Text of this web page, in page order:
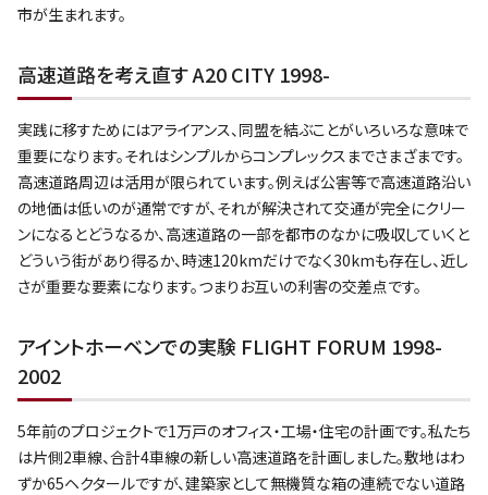
市が生まれます。
高速道路を考え直す A20 CITY 1998-
実践に移すためにはアライアンス、同盟を結ぶことがいろいろな意味で
重要になります。それはシンプルからコンプレックスまでさまざまです。
高速道路周辺は活用が限られています。例えば公害等で高速道路沿い
の地価は低いのが通常ですが、それが解決されて交通が完全にクリー
ンになるとどうなるか、高速道路の一部を都市のなかに吸収していくと
どういう街があり得るか、時速120kmだけでなく30kmも存在し、近し
さが重要な要素になります。つまりお互いの利害の交差点です。
アイントホーベンでの実験 FLIGHT FORUM 1998-
2002
5年前のプロジェクトで1万戸のオフィス・工場・住宅の計画です。私たち
は片側2車線、合計4車線の新しい高速道路を計画しました。敷地はわ
ずか65ヘクタールですが、建築家として無機質な箱の連続でない道路